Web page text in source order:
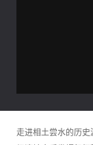
走进相土尝水的历史